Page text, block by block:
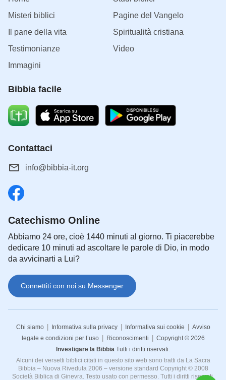
Misteri biblici
Pagine del Vangelo
Il pane della vita
Spiritualità cristiana
Testimonianze
Video
Immagini
Bibbia facile
Contattaci
info@bibbia-it.org
Catechismo Online
Abbiamo 24 ore, cioè 1440 minuti al giorno. Ti piacerebbe
dedicare 10 minuti ad ascoltare le parole di Dio, in modo
da avvicinarti a Lui?
Connettiti con noi su Messenger
Chi siamo | Informativa sulla privacy | Informativa sui cookie | Avviso
legale e condizioni per l’uso | Riconoscimenti | Copyright © 2026
Investigare la Bibbia Tutti i diritti riservati.
Alcuni dei versetti biblici citati in questo sito web sono tratti da La Sacra
Bibbia – Nuova Riveduta 2006 – versione standard Copyright © 2008
Società Biblica di Ginevra. Testo usato con permesso. Tutti i diritti riservati.